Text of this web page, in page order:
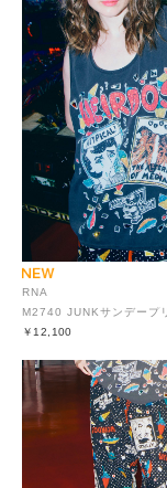
RNA
￥12,100